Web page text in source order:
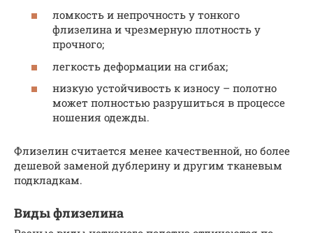
ломкость и непрочность у тонкого
флизелина и чрезмерную плотность у
прочного;
легкость деформации на сгибах;
низкую устойчивость к износу – полотно
может полностью разрушиться в процессе
ношения одежды.
Флизелин считается менее качественной, но более
дешевой заменой дублерину и другим тканевым
подкладкам.
Виды флизелина